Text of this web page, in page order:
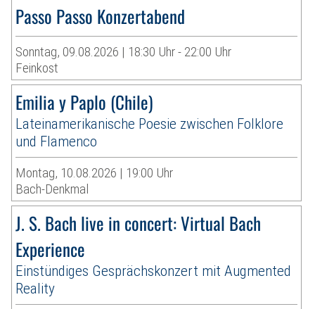
Passo Passo Konzertabend
Sonntag, 09.08.2026 | 18:30 Uhr - 22:00 Uhr
Feinkost
Emilia y Paplo (Chile)
Lateinamerikanische Poesie zwischen Folklore
und Flamenco
Montag, 10.08.2026 | 19:00 Uhr
Bach-Denkmal
J. S. Bach live in concert: Virtual Bach
Experience
Einstündiges Gesprächskonzert mit Augmented
Reality